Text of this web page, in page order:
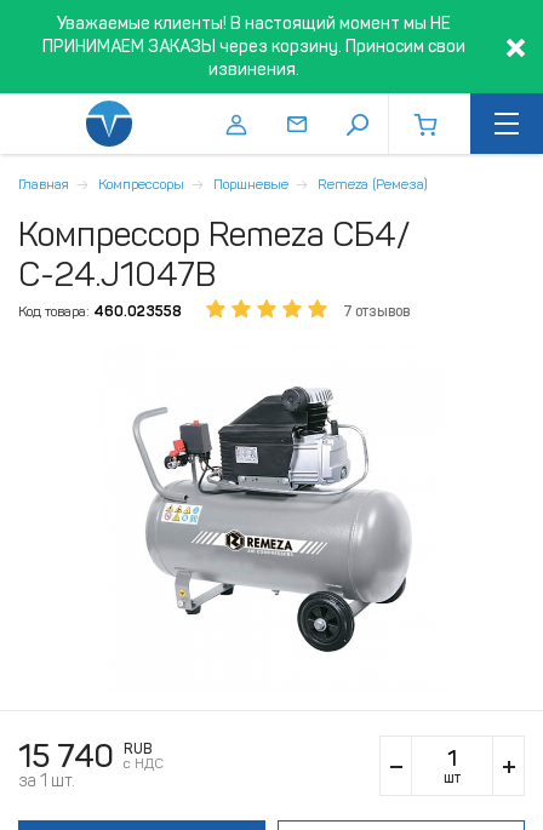
Уважаемые клиенты! В настоящий момент мы НЕ
ПРИНИМАЕМ ЗАКАЗЫ через корзину. Приносим свои
извинения.
Главная Компрессоры Поршневые Remeza (Ремеза)
Компрессор Remeza СБ4/
С-24.J1047B
Код товара: 460.023558 7 отзывов
15 740
RUB
c НДС
за 1 шт. шт